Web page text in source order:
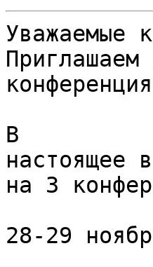
Уважаемые
В
настоящее
на 3
28-29